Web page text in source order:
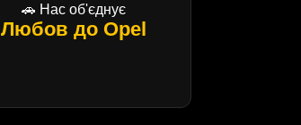
🚗 Нас об'єднує
Любов до Opel